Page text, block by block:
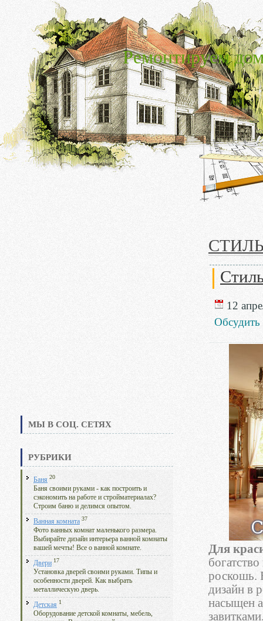
Ремонтируем
МЫ В СОЦ. СЕТЯХ
РУБРИКИ
Баня 20
Баня своими руками - как построить и
сэкономить на работе и стройматериалах?
Строим баню и делимся опытом.
Ванная комната 37
Фото ванных комнат маленького размера.
Выбирайте дизайн интерьера ванной комнаты
вашей мечты! Все о ванной комнате.
Двери 17
Установка дверей своими руками. Типы и
особенности дверей. Как выбрать
металлическую дверь.
Детская 1
Оборудование детской комнаты, мебель,
12
Обсудить
Для
роскошь.
дизайн в
насыщен